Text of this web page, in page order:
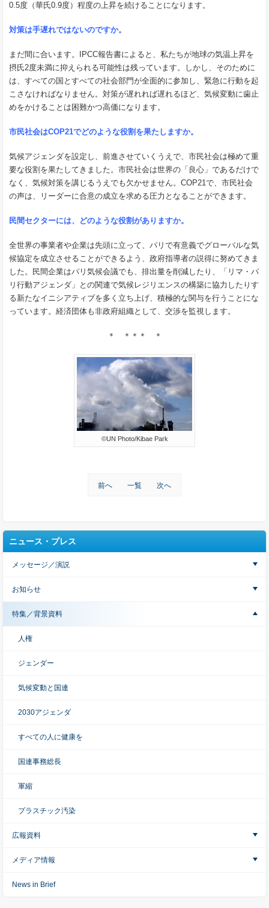
0.5度（華氏0.9度）程度の上昇を続けることになります。
対策は手遅れではないのですか。
まだ間に合います。IPCC報告書によると、私たちが地球の気温上昇を
摂氏2度未満に抑えられる可能性は残っています。しかし、そのために
は、すべての国とすべての社会部門が全面的に参加し、緊急に行動を起
こさなければなりません。対策が遅れれば遅れるほど、気候変動に歯止
めをかけることは困難かつ高価になります。
市民社会はCOP21でどのような役割を果たしますか。
気候アジェンダを設定し、前進させていくうえで、市民社会は極めて重
要な役割を果たしてきました。市民社会は世界の「良心」であるだけで
なく、気候対策を講じるうえでも欠かせません。COP21で、市民社会
の声は、リーダーに合意の成立を求める圧力となることができます。
民間セクターには、どのような役割がありますか。
全世界の事業者や企業は先頭に立って、パリで有意義でグローバルな気
候協定を成立させることができるよう、政府指導者の説得に努めてきま
した。民間企業はパリ気候会議でも、排出量を削減したり、「リマ・パ
リ行動アジェンダ」との関連で気候レジリエンスの構築に協力したりす
る新たなイニシアティブを多く立ち上げ、積極的な関与を行うことにな
っています。経済団体も非政府組織として、交渉を監視します。
＊ ＊＊＊ ＊
©UN Photo/Kibae Park
前へ 一覧 次へ
ニュース・プレス
メッセージ／演説
お知らせ
特集／背景資料
人権
ジェンダー
気候変動と国連
2030アジェンダ
すべての人に健康を
国連事務総長
軍縮
プラスチック汚染
広報資料
メディア情報
News in Brief